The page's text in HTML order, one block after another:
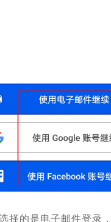
择的是电子邮件登录